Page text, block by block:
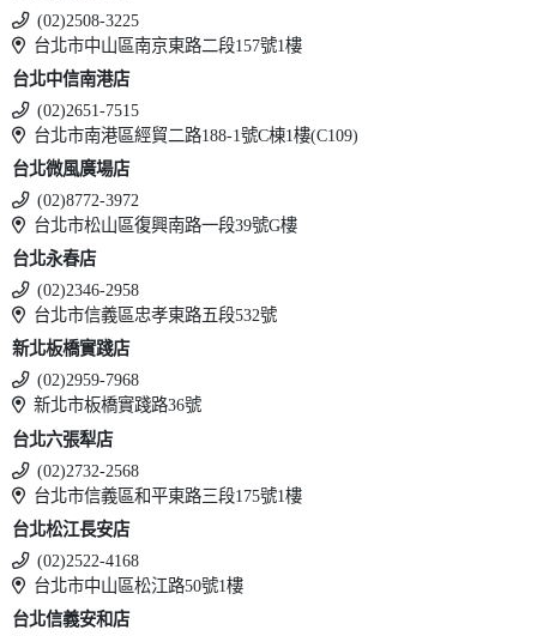
(02)2508-3225
台北市中山區南京東路二段157號1樓
台北中信南港店
(02)2651-7515
台北市南港區經貿二路188-1號C棟1樓(C109)
台北微風廣場店
(02)8772-3972
台北市松山區復興南路一段39號G樓
台北永春店
(02)2346-2958
台北市信義區忠孝東路五段532號
新北板橋實踐店
(02)2959-7968
新北市板橋實踐路36號
台北六張犁店
(02)2732-2568
台北市信義區和平東路三段175號1樓
台北松江長安店
(02)2522-4168
台北市中山區松江路50號1樓
台北信義安和店